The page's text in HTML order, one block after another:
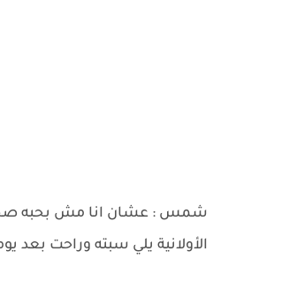
شمس : عشان انا مش بحبه
الأولانية يلي سبته وراحت